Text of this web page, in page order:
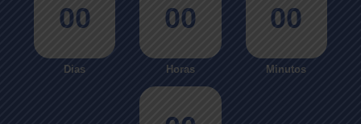
00
Dias
00
Horas
00
Minutos